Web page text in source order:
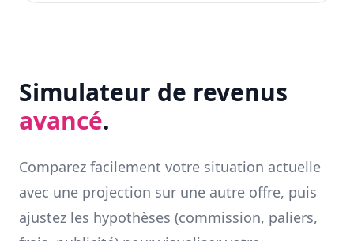
Simulateur de revenus
avancé.
Comparez facilement votre situation actuelle
avec une projection sur une autre offre, puis
ajustez les hypothèses (commission, paliers,